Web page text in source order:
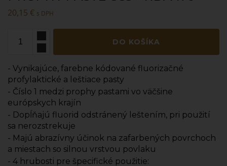
20,15 € s DPH
DO KOŠÍKA
- Vynikajúce, farebne kódované fluorizačné
profylaktické a leštiace pasty
- Číslo 1 medzi prophy pastami vo väčšine
európskych krajín
- Dopĺňajú fluorid odstránený leštením, pri použití
sa nerozstrekuje
- Majú abrazívny účinok na zafarbených povrchoch
a miestach so silnou vrstvou povlaku
- 4 hrubosti pre špecifické použitie: